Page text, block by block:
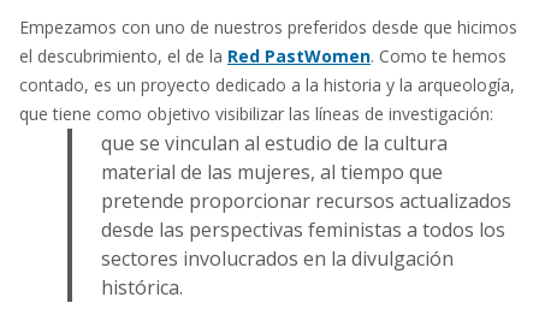
Empezamos con uno de nuestros preferidos desde que hicimos
el descubrimiento, el de la Red PastWomen. Como te hemos
contado, es un proyecto dedicado a la historia y la arqueología,
que tiene como objetivo visibilizar las líneas de investigación:
que se vinculan al estudio de la cultura
material de las mujeres, al tiempo que
pretende proporcionar recursos actualizados
desde las perspectivas feministas a todos los
sectores involucrados en la divulgación
histórica.